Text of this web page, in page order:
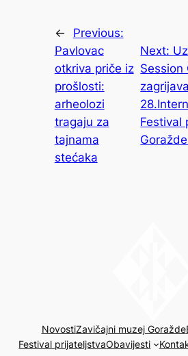
←
Previous:
Pavlovac
otkriva priče iz
prošlosti:
arheolozi
tragaju za
tajnama
stećaka
Next:
Session
Festival
NovostiZavičajni muzej Goražde
Festival prijateljstvaObavijesti